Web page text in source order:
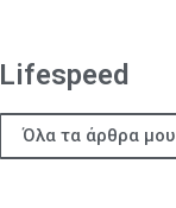
Lifespeed
Όλα τα άρθρα μου